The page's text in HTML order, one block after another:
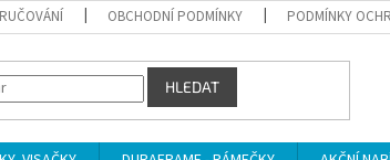
OBCHODNÍ PODMÍNKY PODMÍNKY
HLEDAT